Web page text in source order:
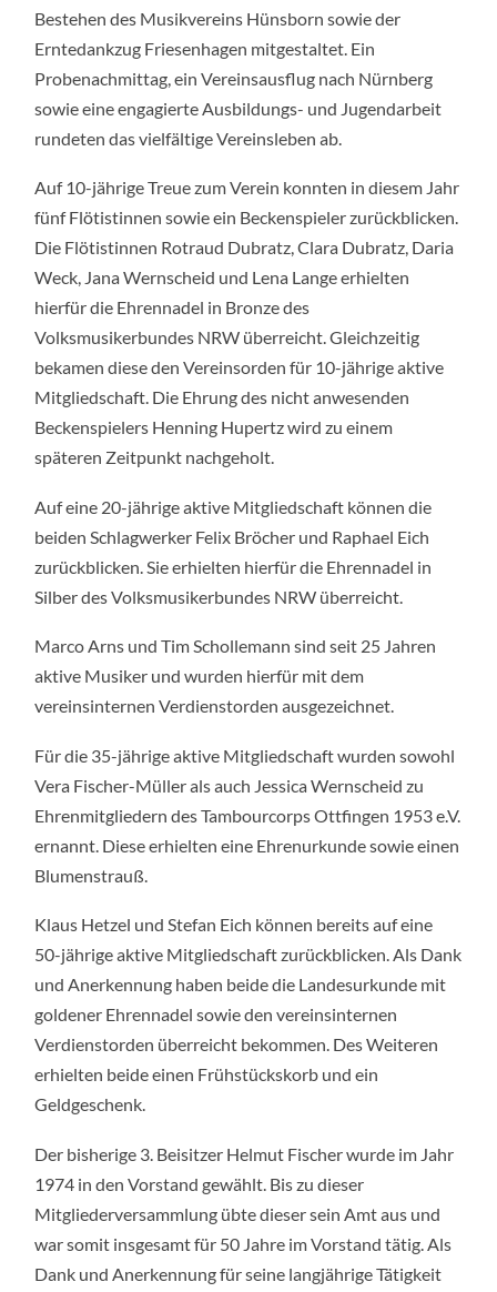
Bestehen des Musikvereins Hünsborn sowie der
Erntedankzug Friesenhagen mitgestaltet. Ein
Probenachmittag, ein Vereinsausflug nach Nürnberg
sowie eine engagierte Ausbildungs- und Jugendarbeit
rundeten das vielfältige Vereinsleben ab.
Auf 10-jährige Treue zum Verein konnten in diesem Jahr
fünf Flötistinnen sowie ein Beckenspieler zurückblicken.
Die Flötistinnen Rotraud Dubratz, Clara Dubratz, Daria
Weck, Jana Wernscheid und Lena Lange erhielten
hierfür die Ehrennadel in Bronze des
Volksmusikerbundes NRW überreicht. Gleichzeitig
bekamen diese den Vereinsorden für 10-jährige aktive
Mitgliedschaft. Die Ehrung des nicht anwesenden
Beckenspielers Henning Hupertz wird zu einem
späteren Zeitpunkt nachgeholt.
Auf eine 20-jährige aktive Mitgliedschaft können die
beiden Schlagwerker Felix Bröcher und Raphael Eich
zurückblicken. Sie erhielten hierfür die Ehrennadel in
Silber des Volksmusikerbundes NRW überreicht.
Marco Arns und Tim Schollemann sind seit 25 Jahren
aktive Musiker und wurden hierfür mit dem
vereinsinternen Verdienstorden ausgezeichnet.
Für die 35-jährige aktive Mitgliedschaft wurden sowohl
Vera Fischer-Müller als auch Jessica Wernscheid zu
Ehrenmitgliedern des Tambourcorps Ottfingen 1953 e.V.
ernannt. Diese erhielten eine Ehrenurkunde sowie einen
Blumenstrauß.
Klaus Hetzel und Stefan Eich können bereits auf eine
50-jährige aktive Mitgliedschaft zurückblicken. Als Dank
und Anerkennung haben beide die Landesurkunde mit
goldener Ehrennadel sowie den vereinsinternen
Verdienstorden überreicht bekommen. Des Weiteren
erhielten beide einen Frühstückskorb und ein
Geldgeschenk.
Der bisherige 3. Beisitzer Helmut Fischer wurde im Jahr
1974 in den Vorstand gewählt. Bis zu dieser
Mitgliederversammlung übte dieser sein Amt aus und
war somit insgesamt für 50 Jahre im Vorstand tätig. Als
Dank und Anerkennung für seine langjährige Tätigkeit